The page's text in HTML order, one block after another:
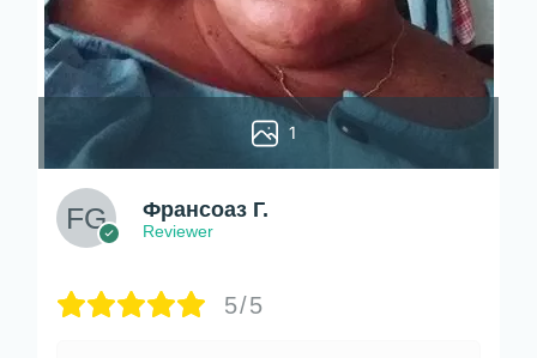
1
Франсоаз Г.
Reviewer
5/5